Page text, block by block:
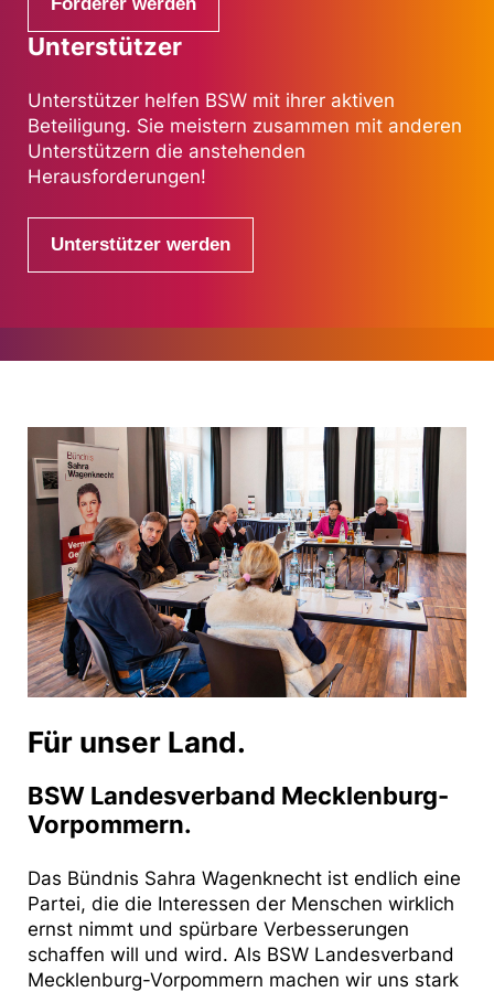
Unterstützer
Unterstützer helfen BSW mit ihrer aktiven
Beteiligung. Sie meistern zusammen mit anderen
Unterstützern die anstehenden
Herausforderungen!
Unterstützer werden
Für unser Land.
BSW Landesverband Mecklenburg-
Vorpommern.
Das Bündnis Sahra Wagenknecht ist endlich eine
Partei, die die Interessen der Menschen wirklich
ernst nimmt und spürbare Verbesserungen
schaffen will und wird. Als BSW Landesverband
Mecklenburg-Vorpommern machen wir uns stark